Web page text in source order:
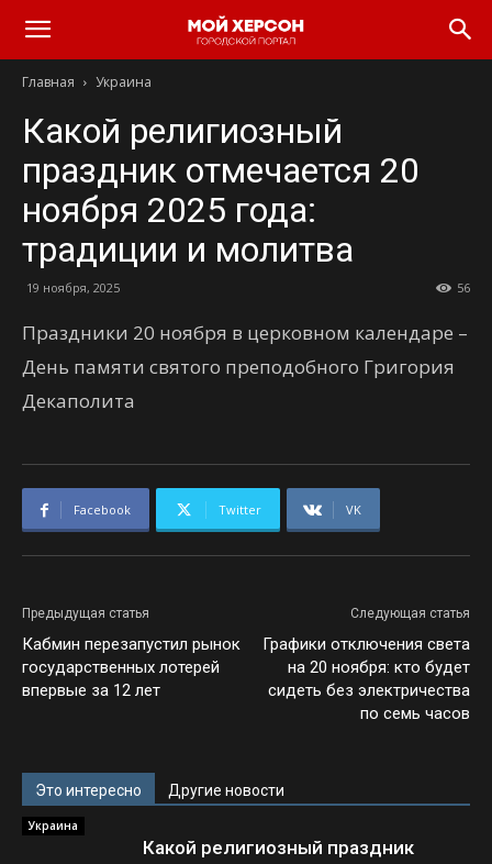
Главная Украина
Какой религиозный
праздник отмечается 20
ноября 2025 года:
традиции и молитва
19 ноября, 2025 56
Праздники 20 ноября в церковном календаре –
День памяти святого преподобного Григория
Декаполита
Facebook Twitter VK
Предыдущая статья
Кабмин перезапустил рынок
государственных лотерей
впервые за 12 лет
Следующая статья
Графики отключения света
на 20 ноября: кто будет
сидеть без электричества
по семь часов
Это интересно Другие новости
Украина
Какой религиозный праздник